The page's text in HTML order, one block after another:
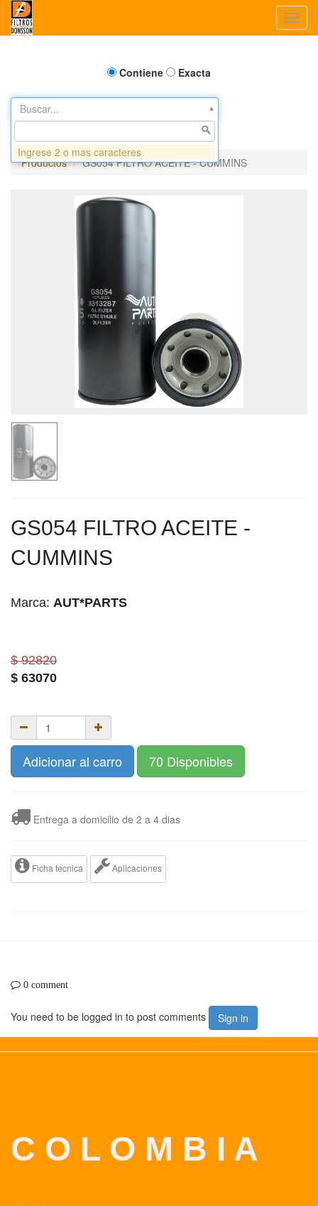
Contiene Exacta
Buscar...
Productos GS054 FILTRO ACEITE - CUMMINS
GS054 FILTRO ACEITE -
CUMMINS
Marca: AUT*PARTS
$ 92820
$ 63070
Adicionar al carro 70 Disponibles
Entrega a domicilio de 2 a 4 dias
Ficha tecnica Aplicaciones
0 comment
You need to be logged in to post comments Sign in
C O L O M B I A
Ingrese 2 o mas caracteres